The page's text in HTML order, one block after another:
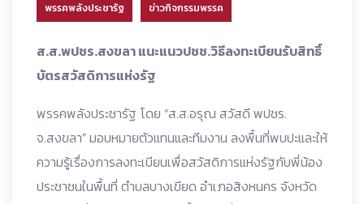
พรรคพลังประชารัฐ ข่าวกิจกรรมพรรค
ส.ส.พปชร.สงขลา แนะแนวปชช.วิธีลงทะเบียนรับสิทธิ์
บัตรสวัสดิการแห่งรัฐ
พรรคพลังประชารัฐ โดย “ส.ส.อรุณ สวัสดี พปชร.
จ.สงขลา” มอบหมายตัวแทนและทีมงาน ลงพื้นที่พบปะและให้
ความรู้เรื่องการลงทะเบียนเพื่อสวัสดิการแห่งรัฐกับพี่น้อง
ประชาชนในพื้นที่ ตำบลบางเขียด อำเภอสิงหนคร จังหวัด